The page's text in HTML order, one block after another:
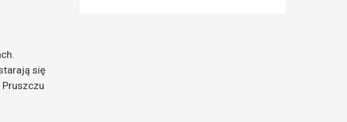
się